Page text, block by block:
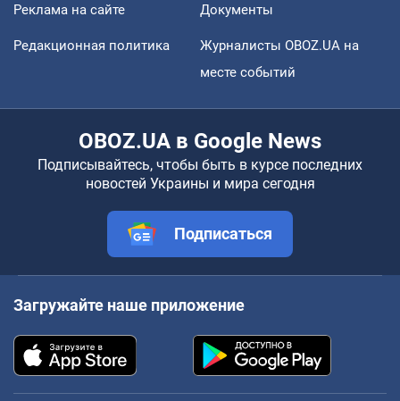
Реклама на сайте Документы
Редакционная политика
Журналисты OBOZ.UA на
месте событий
OBOZ.UA в Google News
Подписывайтесь, чтобы быть в курсе последних
новостей Украины и мира сегодня
Подписаться
Загружайте наше приложение